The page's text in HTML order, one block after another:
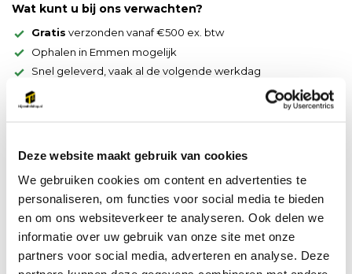
Deze website maakt gebruik van cookies
We gebruiken cookies om content en advertenties te
personaliseren, om functies voor social media te bieden
en om ons websiteverkeer te analyseren. Ook delen we
informatie over uw gebruik van onze site met onze
partners voor social media, adverteren en analyse. Deze
Wat kunt u bij ons verwachten?
Gratis verzonden vanaf €500 ex. btw
Ophalen in Emmen mogelijk
Snel geleverd, vaak al de volgende werkdag
Productomschrijving
Productspecificaties
Artikelnummer YE.8.047.10